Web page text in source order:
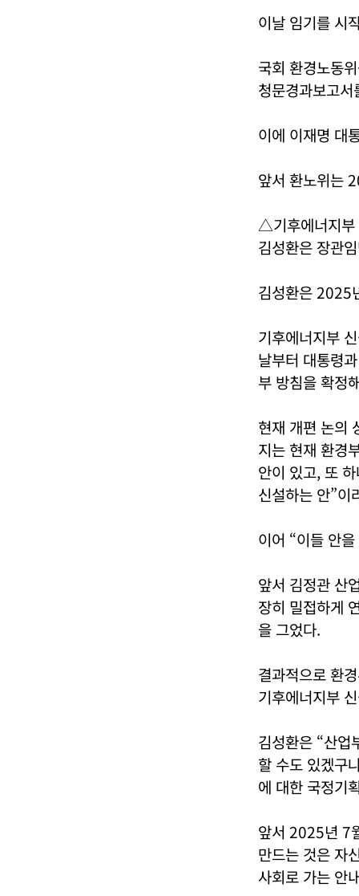
이날 임기를 시
국회 환경노동
청문경과보고
이에 이재명 대
앞서 환노위는
△기후에너지부
김성환은 장관
김성환은 2025
기후에너지부
날부터 대통령
부 방침을 확정
현재 개편 논의
지는 현재 환경
안이 있고, 또
신설하는 안”이
이어 “이들 안
앞서 김정관 산
장히 밀접하게
을 그었다.
결과적으로 환
기후에너지부
김성환은 “산업
할 수도 있겠구
에 대한 국정기
앞서 2025년 7
만드는 것은 자
사회로 가는 안